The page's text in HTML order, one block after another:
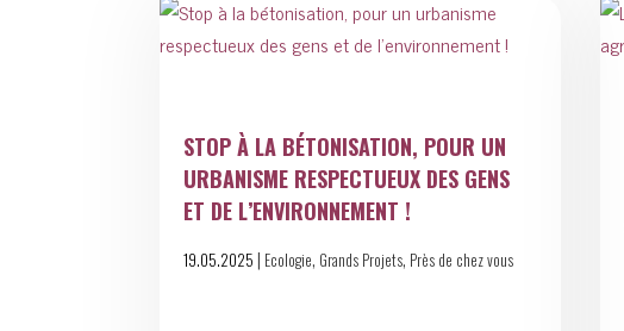
STOP À LA BÉTONISATION, POUR UN
URBANISME RESPECTUEUX DES GENS
ET DE L’ENVIRONNEMENT !
19.05.2025 | Ecologie, Grands Projets, Près de chez vous